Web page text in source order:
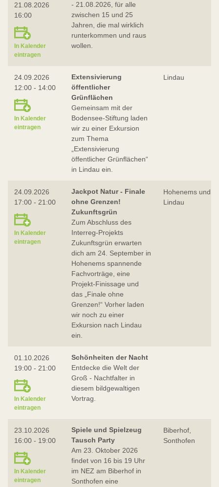
21.08.2026
16:00
In Kalender
eintragen
- 21.08.2026, für alle
zwischen 15 und 25
Jahren, die mal wirklich
runterkommen und raus
wollen.
24.09.2026
12:00 - 14:00
In Kalender
eintragen
Extensivierung
öffentlicher
Grünflächen
Gemeinsam mit der
Bodensee-Stiftung laden
wir zu einer Exkursion
zum Thema
„Extensivierung
öffentlicher Grünflächen“
in Lindau ein.
Lindau
24.09.2026
17:00 - 21:00
In Kalender
eintragen
Jackpot Natur - Finale
ohne Grenzen!
Zukunftsgrün
Zum Abschluss des
Interreg-Projekts
Zukunftsgrün erwarten
dich am 24. September in
Hohenems spannende
Fachvorträge, eine
Projekt-Finissage und
das „Finale ohne
Grenzen!“ Vorher laden
wir noch zu einer
Exkursion nach Lindau
ein.
Hohenems und
Lindau
01.10.2026
19:00 - 21:00
In Kalender
eintragen
Schönheiten der Nacht
Entdecke die Welt der
Groß - Nachtfalter in
diesem bildgewaltigen
Vortrag.
23.10.2026
16:00 - 19:00
In Kalender
eintragen
Spiele und Spielzeug
Tausch Party
Am 23. Oktober 2026
findet von 16 bis 19 Uhr
im NEZ am Biberhof in
Sonthofen eine
Biberhof,
Sonthofen